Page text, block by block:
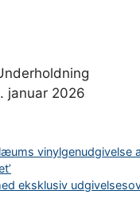
januar 2026
vinylgenudgivelse
eksklusiv